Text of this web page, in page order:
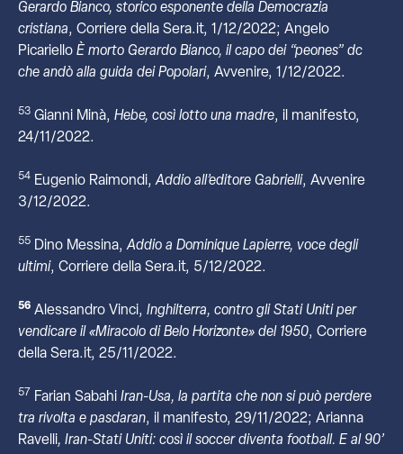
Gerardo Bianco, storico esponente della Democrazia
cristiana, Corriere della Sera.it, 1/12/2022; Angelo
Picariello È morto Gerardo Bianco, il capo dei “peones” dc
che andò alla guida dei Popolari, Avvenire, 1/12/2022.
53 Gianni Minà, Hebe, così lotto una madre, il manifesto,
24/11/2022.
54 Eugenio Raimondi,Addio all’editore Gabrielli, Avvenire
3/12/2022.
55 Dino Messina,Addio a Dominique Lapierre, voce degli
ultimi, Corriere della Sera.it, 5/12/2022.
56 Alessandro Vinci, Inghilterra, contro gli Stati Uniti per
vendicare il «Miracolo di Belo Horizonte» del 1950, Corriere
della Sera.it, 25/11/2022.
57 Farian Sabahi Iran-Usa, la partita che non si può perdere
tra rivolta e pasdaran, il manifesto, 29/11/2022; Arianna
Ravelli, Iran-Stati Uniti: così il soccer diventa football. E al 90’